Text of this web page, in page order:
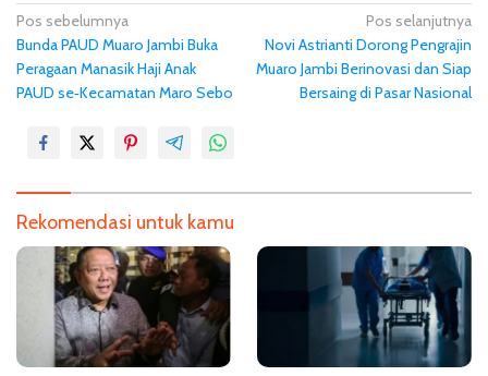
N
a
v
i
Pos sebelumnya
Bunda PAUD Muaro Jambi Buka
Peragaan Manasik Haji Anak
PAUD se‑Kecamatan Maro Sebo
Pos selanjutnya
Novi Astrianti Dorong Pengrajin
Muaro Jambi Berinovasi dan Siap
Bersaing di Pasar Nasional
Rekomendasi untuk kamu